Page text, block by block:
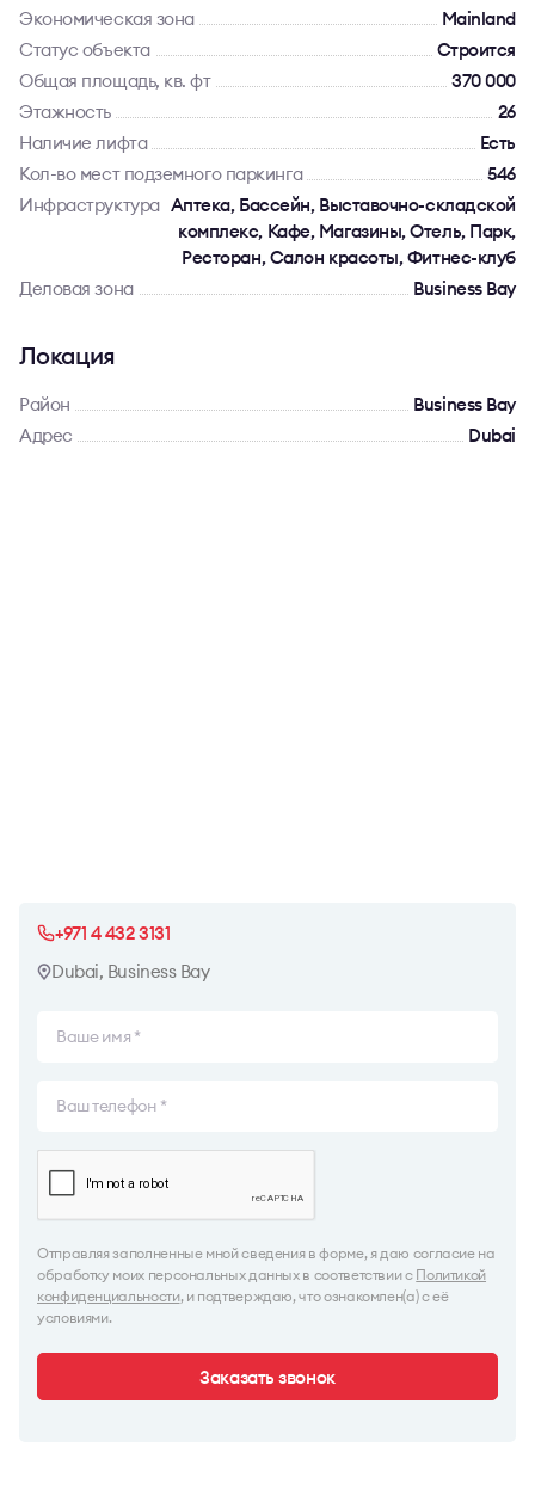
Экономическая зона
Mainland
Статус объекта
Строится
Общая площадь, кв. фт
370 000
Этажность
26
Наличие лифта
Есть
Кол-во мест подземного паркинга
546
Инфраструктура Аптека, Бассейн, Выставочно-складской
комплекс, Кафе, Магазины, Отель, Парк,
Ресторан, Салон красоты, Фитнес-клуб
Деловая зона
Business Bay
Локация
Район
Business Bay
Адрес
Dubai
+971 4 432 3131
Dubai, Business Bay
Отправляя заполненные мной сведения в форме, я даю согласие на
обработку моих персональных данных в соответствии с Политикой
конфиденциальности, и подтверждаю, что ознакомлен(а) с её
условиями.
Заказать звонок